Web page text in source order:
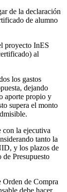
de la declaración
de alumno
proyecto InES
al
los gastos
dejando
aporte propio y
supera el monto
con la ejecutiva
tanto la
y los plazos de
Presupuesto
Orden de Compra